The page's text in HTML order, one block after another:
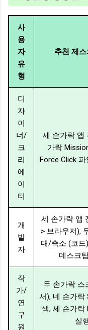
사
용
자
유
형
추천 제
디
자
이
너/
크
리
에
이
터
세 손가락 앱
가락
Force Click
개
발
자
세 손가락 앱
> 브라우저),
대/축소 (코드
데스크
작
가/
연
구
원
두 손가락 스
서), 네 손가락
색, 세 손가락
실